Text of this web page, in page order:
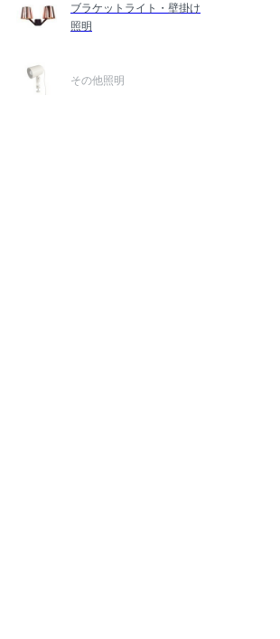
ブラケットライト・壁掛け
照明
その他照明